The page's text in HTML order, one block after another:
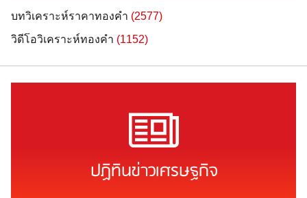
บทวิเคราะห์ราคาทองคำ (2577)
วิดีโอวิเคราะห์ทองคำ (1152)
ปฏิทินข่าวเศรษฐกิจ